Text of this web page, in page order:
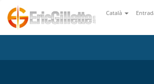
Català